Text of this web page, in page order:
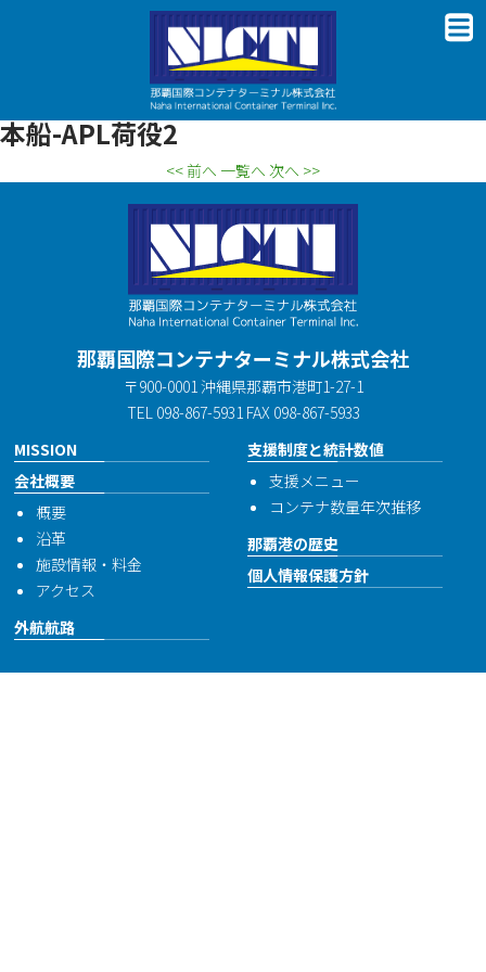
本船-APL荷役2
<< 前へ 一覧へ 次へ >>
那覇国際コンテナターミナル株式会社
〒900-0001 沖縄県那覇市港町1-27-1
TEL 098-867-5931 FAX 098-867-5933
MISSION
会社概要
概要
沿革
施設情報・料金
アクセス
外航航路
支援制度と統計数値
支援メニュー
コンテナ数量年次推移
那覇港の歴史
個人情報保護方針